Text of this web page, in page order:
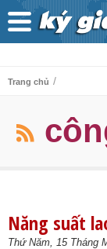
Trang chủ /
Năng suất
Thứ Năm, 15 Tháng